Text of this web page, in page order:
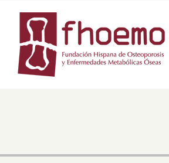
content